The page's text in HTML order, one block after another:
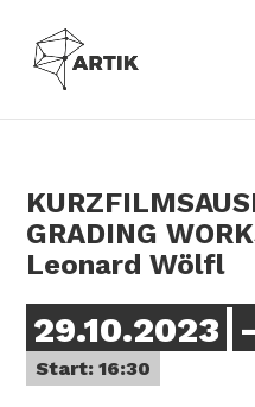
GRADING
Leonard Wölfl
29.10.2023
Start: 16:30